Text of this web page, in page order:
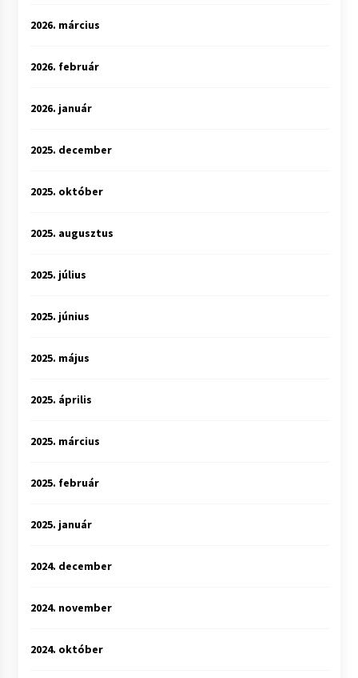
2026. március
2026. február
2026. január
2025. december
2025. október
2025. augusztus
2025. július
2025. június
2025. május
2025. április
2025. március
2025. február
2025. január
2024. december
2024. november
2024. október